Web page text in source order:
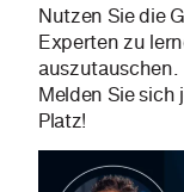
Nutzen Sie die
Experten zu
auszutauschen.
Melden Sie
Platz!